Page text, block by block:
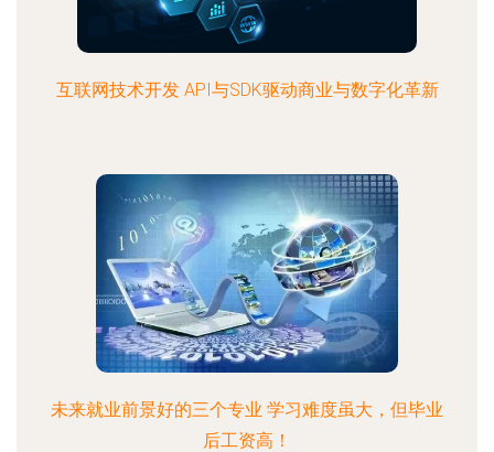
互联网技术开发 API与SDK驱动商业与数字化革新
未来就业前景好的三个专业 学习难度虽大，但毕业
后工资高！